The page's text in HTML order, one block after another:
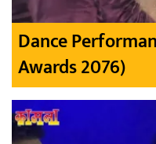
Dance
Awards 2076)